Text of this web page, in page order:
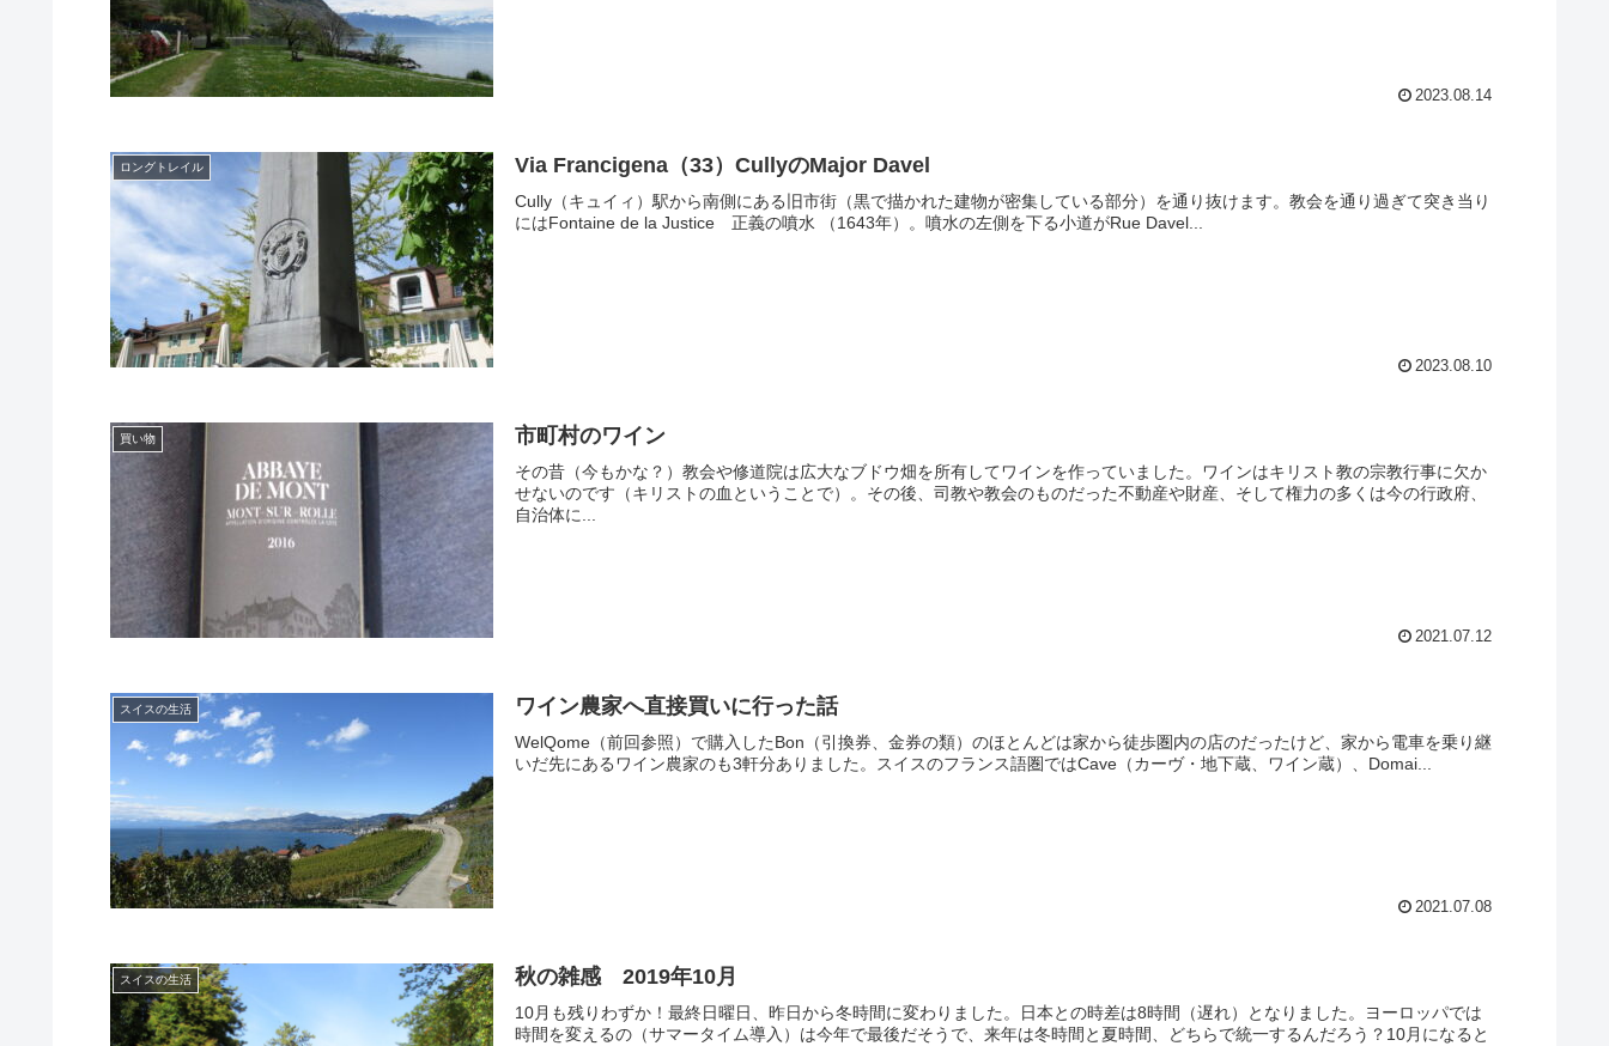
2023.08.14
ロングトレイル Via Francigena（33）CullyのMajor Davel
Cully（キュイィ）駅から南側にある旧市街（黒で描かれた建物が密集している部分）を通り抜けます。教会を通り過ぎて突き当り
にはFontaine de la Justice 正義の噴水 （1643年）。噴水の左側を下る小道がRue Davel...
2023.08.10
買い物 市町村のワイン
その昔（今もかな？）教会や修道院は広大なブドウ畑を所有してワインを作っていました。ワインはキリスト教の宗教行事に欠か
せないのです（キリストの血ということで）。その後、司教や教会のものだった不動産や財産、そして権力の多くは今の行政府、
自治体に...
2021.07.12
スイスの生活 ワイン農家へ直接買いに行った話
WelQome（前回参照）で購入したBon（引換券、金券の類）のほとんどは家から徒歩圏内の店のだったけど、家から電車を乗り継
いだ先にあるワイン農家のも3軒分ありました。スイスのフランス語圏ではCave（カーヴ・地下蔵、ワイン蔵）、Domai...
2021.07.08
スイスの生活 秋の雑感 2019年10月
10月も残りわずか！最終日曜日、昨日から冬時間に変わりました。日本との時差は8時間（遅れ）となりました。ヨーロッパでは
時間を変えるの（サマータイム導入）は今年で最後だそうで、来年は冬時間と夏時間、どちらで統一するんだろう？10月になると